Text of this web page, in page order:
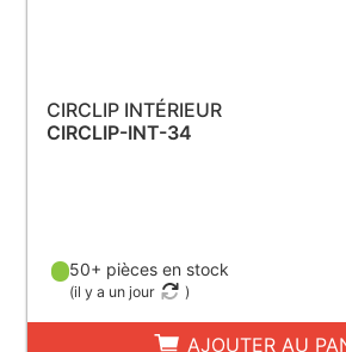
CIRCLIP INTÉRIEUR
CIRCLIP-INT-34
50+ pièces en stock
(il y a un jour )
AJOUTER AU